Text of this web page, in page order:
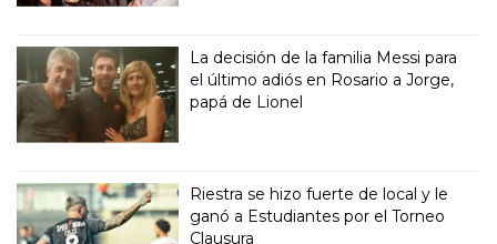
La decisión de la familia Messi para
el último adiós en Rosario a Jorge,
papá de Lionel
Riestra se hizo fuerte de local y le
ganó a Estudiantes por el Torneo
Clausura